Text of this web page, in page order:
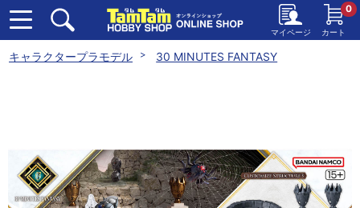
マイページ カート
0
キャラクタープラモデル 30 MINUTES FANTASY